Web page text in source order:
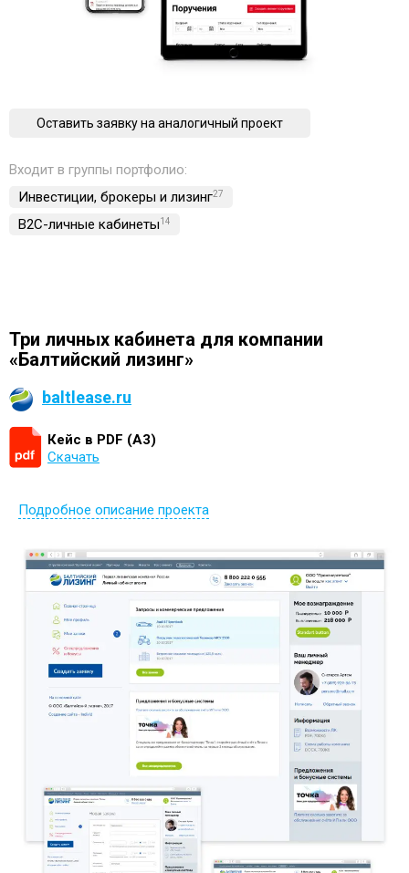
Оставить заявку на аналогичный проект
Входит в группы портфолио:
Инвестиции, брокеры и лизинг27
B2C-личные кабинеты14
Три личных кабинета для компании
«Балтийский лизинг»
baltlease.ru
Кейс в PDF (А3)
Скачать
Подробное описание проекта